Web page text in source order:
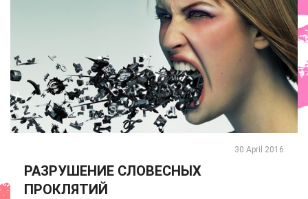
30 April 2016
РАЗРУШЕНИЕ СЛОВЕСНЫХ
ПРОКЛЯТИЙ